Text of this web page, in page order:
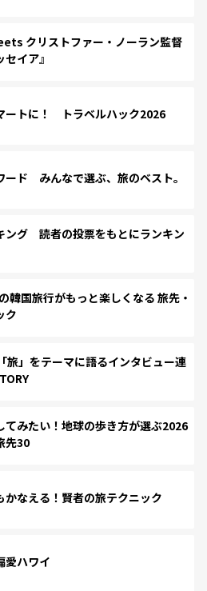
クリストファー・ノーラン監督
イア』
ートに！ トラベルハック2026
ード みんなで選ぶ、旅のベスト。
ング 読者の投票をもとにランキン
国旅行がもっと楽しくなる 旅先・
ク
旅」をテーマに語るインタビュー連
てみたい！地球の歩き方が選ぶ2026
先30
かなえる！賢者の旅テクニック
ハワイ